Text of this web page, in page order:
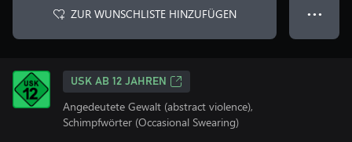
ZUR WUNSCHLISTE HINZUFÜGEN ● ● ●
USK AB 12 JAHREN
Angedeutete Gewalt (abstract violence),
Schimpfwörter (Occasional Swearing)